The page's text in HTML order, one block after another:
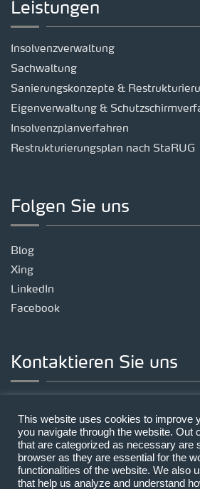
Leistungen
Insolvenzverwaltung
Sachwaltung
Sanierungskonzepte &
Eigenverwaltung &
Insolvenzplanverfahren
Restrukturierungsplan nach StaRUG
Folgen Sie uns
Blog
Xing
LinkedIn
Facebook
Kontaktieren Sie uns
Landsberger Straße 191, 80687
Telefon:
+49 89 | 212314-0
E-Mail:
mail@lecon.eu
This website uses cookies to improve
you navigate through the website. Out
that are categorized as necessary are
browser as they are essential for the
functionalities of the website. We also
that help us analyze and understand